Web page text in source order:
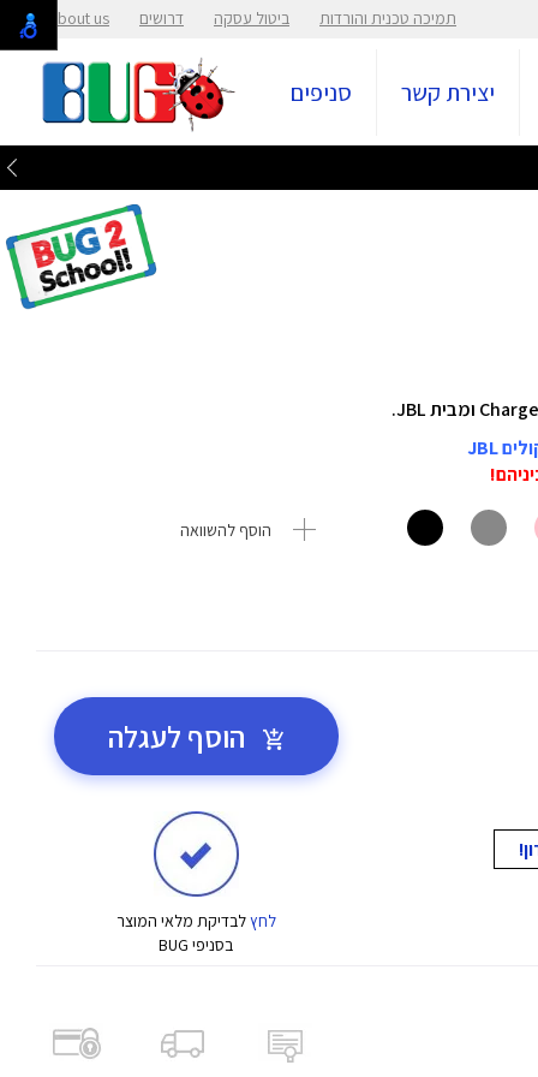
תמיכה טכנית והורדות ביטול עסקה דרושים About us
יצירת קשר סניפים
הוסף להשוואה
הוסף לעגלה
לחץלבדיקת מלאי המוצר
בסניפי BUG